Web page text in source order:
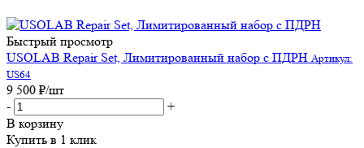
Быстрый просмотр
USOLAB Repair Set, Лимитированный набор с ПДРН Артикул:
US64
9 500 ₽/шт
-
+
В корзину
Купить в 1 клик